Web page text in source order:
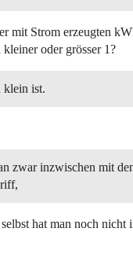
mit Strom erzeugten
oder grösser 1?
klein ist.
zwar inzwischen mit
hat man noch